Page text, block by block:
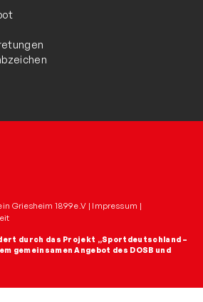
Griesheim 1899 e.V | Impressum |
durch das Projekt „Sportdeutschland –
gemeinsamen Angebot des DOSB und